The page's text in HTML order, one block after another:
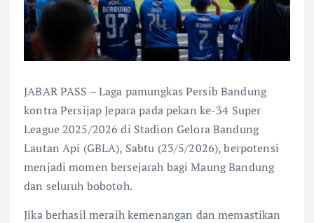
JABAR PASS – Laga pamungkas Persib Bandung
kontra Persijap Jepara pada pekan ke-34 Super
League 2025/2026 di Stadion Gelora Bandung
Lautan Api (GBLA), Sabtu (23/5/2026), berpotensi
menjadi momen bersejarah bagi Maung Bandung
dan seluruh bobotoh.
Jika berhasil meraih kemenangan dan memastikan